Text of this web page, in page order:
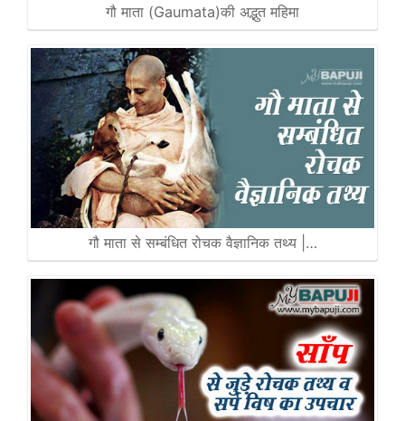
गौ माता (Gaumata)की अद्भुत महिमा
गौ माता से सम्बंधित रोचक वैज्ञानिक तथ्य |…